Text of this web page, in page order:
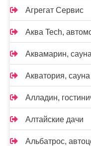
Агрегат Сервис
Аква Tech,
Аквамарин, сауна
Акватория, сауна
Алладин,
Алтайские дачи
Альбатрос,